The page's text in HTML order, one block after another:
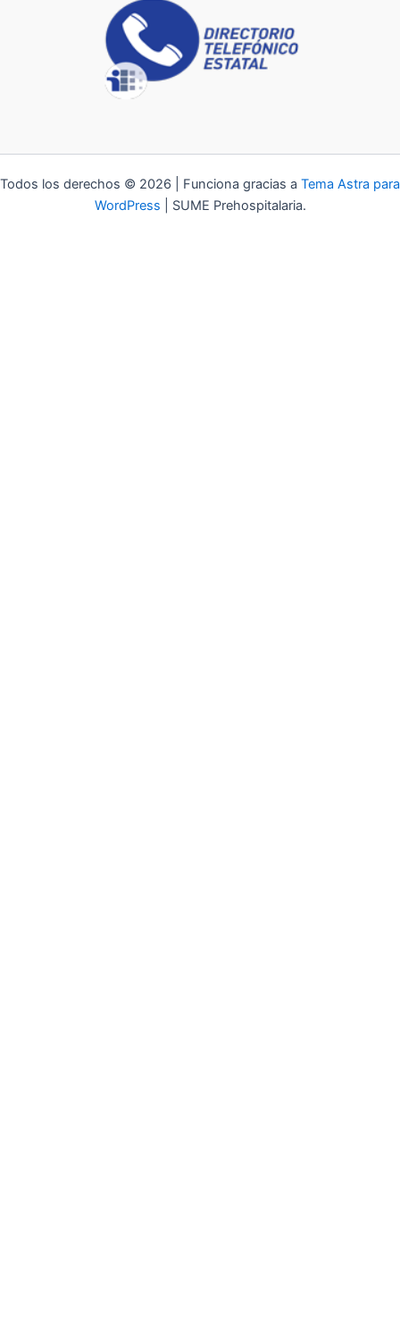
Todos los derechos © 2026 | Funciona gracias a Tema Astra para
WordPress | SUME Prehospitalaria.